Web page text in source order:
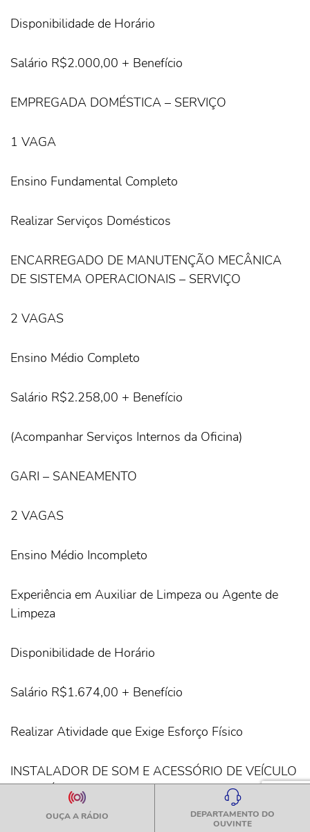
Disponibilidade de Horário
Salário R$2.000,00 + Benefício
EMPREGADA DOMÉSTICA – SERVIÇO
1 VAGA
Ensino Fundamental Completo
Realizar Serviços Domésticos
ENCARREGADO DE MANUTENÇÃO MECÂNICA
DE SISTEMA OPERACIONAIS – SERVIÇO
2 VAGAS
Ensino Médio Completo
Salário R$2.258,00 + Benefício
(Acompanhar Serviços Internos da Oficina)
GARI – SANEAMENTO
2 VAGAS
Ensino Médio Incompleto
Experiência em Auxiliar de Limpeza ou Agente de
Limpeza
Disponibilidade de Horário
Salário R$1.674,00 + Benefício
Realizar Atividade que Exige Esforço Físico
INSTALADOR DE SOM E ACESSÓRIO DE VEÍCULO
– COMÉRCIO
OUÇA A RÁDIO
DEPARTAMENTO DO
OUVINTE